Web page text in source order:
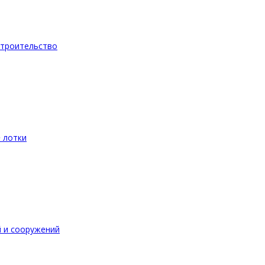
и сооружений